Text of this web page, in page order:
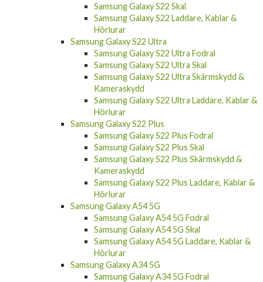
Samsung Galaxy S22 Skal
Samsung Galaxy S22 Laddare, Kablar &
Hörlurar
Samsung Galaxy S22 Ultra
Samsung Galaxy S22 Ultra Fodral
Samsung Galaxy S22 Ultra Skal
Samsung Galaxy S22 Ultra Skärmskydd &
Kameraskydd
Samsung Galaxy S22 Ultra Laddare, Kablar &
Hörlurar
Samsung Galaxy S22 Plus
Samsung Galaxy S22 Plus Fodral
Samsung Galaxy S22 Plus Skal
Samsung Galaxy S22 Plus Skärmskydd &
Kameraskydd
Samsung Galaxy S22 Plus Laddare, Kablar &
Hörlurar
Samsung Galaxy A54 5G
Samsung Galaxy A54 5G Fodral
Samsung Galaxy A54 5G Skal
Samsung Galaxy A54 5G Laddare, Kablar &
Hörlurar
Samsung Galaxy A34 5G
Samsung Galaxy A34 5G Fodral